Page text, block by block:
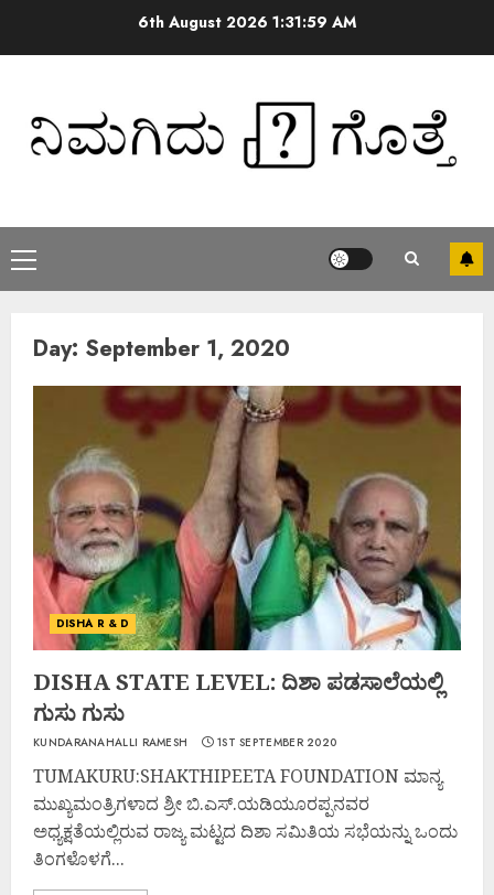
6th August 2026 1:31:59 AM
Day: September 1, 2020
DISHA R & D
DISHA STATE LEVEL: ದಿಶಾ ಪಡಸಾಲೆಯಲ್ಲಿ
ಗುಸು ಗುಸು
KUNDARANAHALLI RAMESH 1ST SEPTEMBER 2020
TUMAKURU:SHAKTHIPEETA FOUNDATION ಮಾನ್ಯ
ಮುಖ್ಯಮಂತ್ರಿಗಳಾದ ಶ್ರೀ ಬಿ.ಎಸ್.ಯಡಿಯೂರಪ್ಪನವರ
ಅಧ್ಯಕ್ಷತೆಯಲ್ಲಿರುವ ರಾಜ್ಯ ಮಟ್ಟದ ದಿಶಾ ಸಮಿತಿಯ ಸಭೆಯನ್ನು ಒಂದು
ತಿಂಗಳೊಳಗೆ...